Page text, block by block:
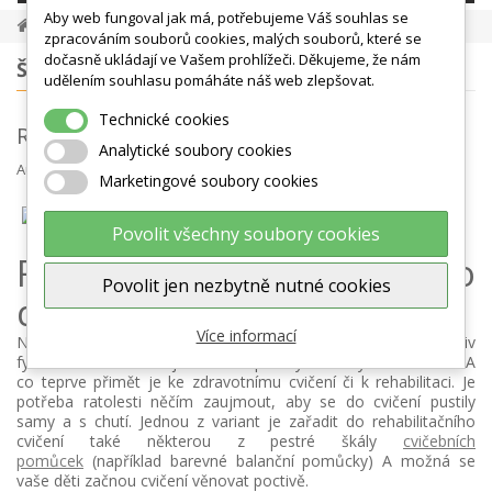
Novinky Z Blogu Rehabilitační Cvičení Pro Děti
ŠTÍTKY
Rehabilitační cvičení pro děti
Autor Jitka Kopecká
Rehabilitační cvičení pro
děti
Někdy je opravdu nadlidský výkon zaujmout děti jakoukoliv
fyzickou aktivitou. Stojí to vedle spousty námahy také finance. A
co teprve přimět je ke zdravotnímu cvičení či k rehabilitaci. Je
potřeba ratolesti něčím zaujmout, aby se do cvičení pustily
samy a s chutí. Jednou z variant je zařadit do rehabilitačního
cvičení také některou z pestré škály cvičebních
pomůcek (například barevné balanční pomůcky) A možná se
vaše děti začnou cvičení věnovat poctivě.
Aby web fungoval jak má, potřebujeme Váš souhlas se
zpracováním souborů cookies, malých souborů, které se
dočasně ukládají ve Vašem prohlížeči. Děkujeme, že nám
udělením souhlasu pomáháte náš web zlepšovat.
Technické cookies
Analytické soubory cookies
Marketingové soubory cookies
Povolit všechny soubory cookies
Povolit jen nezbytně nutné cookies
Více informací